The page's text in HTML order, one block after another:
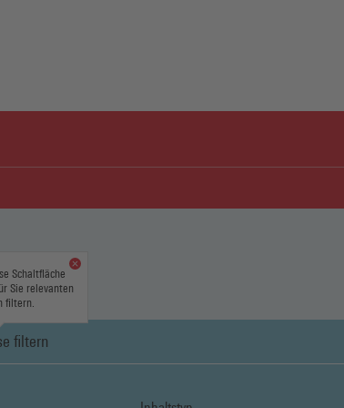
filtern
Schaltfläche
Sie relevanten
filtern.